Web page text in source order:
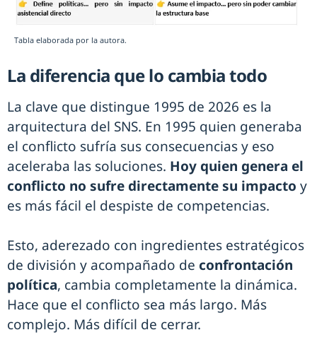
Tabla elaborada por la autora.
La diferencia que lo cambia todo
La clave que distingue 1995 de 2026 es la
arquitectura del SNS. En 1995 quien generaba
el conflicto sufría sus consecuencias y eso
aceleraba las soluciones. Hoy quien genera el
conflicto no sufre directamente su impacto y
es más fácil el despiste de competencias.
Esto, aderezado con ingredientes estratégicos
de división y acompañado de confrontación
política, cambia completamente la dinámica.
Hace que el conflicto sea más largo. Más
complejo. Más difícil de cerrar.